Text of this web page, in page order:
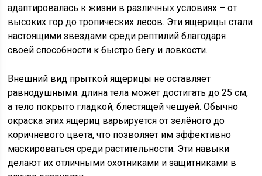
адаптировалась к жизни в различных условиях – от
высоких гор до тропических лесов. Эти ящерицы стали
настоящими звездами среди рептилий благодаря
своей способности к быстро бегу и ловкости.
Внешний вид прыткой ящерицы не оставляет
равнодушными: длина тела может достигать до 25 см,
а тело покрыто гладкой, блестящей чешуёй. Обычно
окраска этих ящериц варьируется от зелёного до
коричневого цвета, что позволяет им эффективно
маскироваться среди растительности. Эти навыки
делают их отличными охотниками и защитниками в